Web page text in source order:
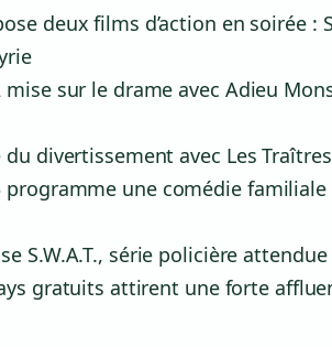
deux films d’action en soirée
mise sur le drame avec Adieu
du divertissement avec Les
programme une comédie
S.W.A.T., série policière
gratuits attirent une forte